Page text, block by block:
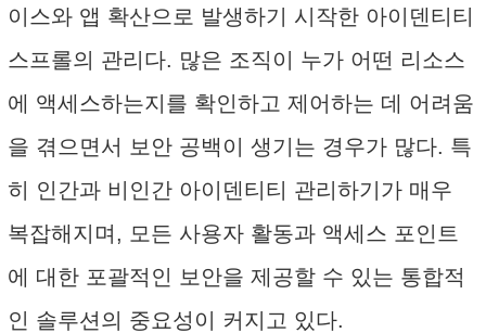
이스와 앱 확산으로 발생하기 시작한 아이덴티티
스프롤의 관리다. 많은 조직이 누가 어떤 리소스
에 액세스하는지를 확인하고 제어하는 데 어려움
을 겪으면서 보안 공백이 생기는 경우가 많다. 특
히 인간과 비인간 아이덴티티 관리하기가 매우
복잡해지며, 모든 사용자 활동과 액세스 포인트
에 대한 포괄적인 보안을 제공할 수 있는 통합적
인 솔루션의 중요성이 커지고 있다.